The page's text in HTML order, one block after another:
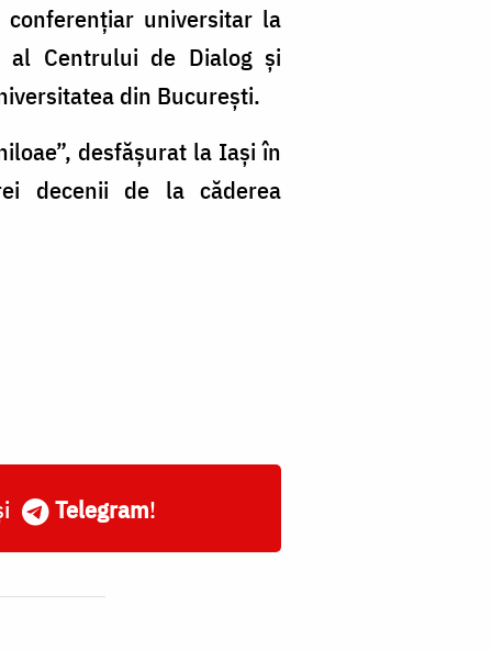
universitar la
al Centrului de Dialog și
din București.
desfășurat la Iași în
decenii de la căderea
Telegram!